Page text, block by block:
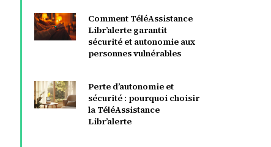
Comment TéléAssistance
Libr’alerte garantit
sécurité et autonomie aux
personnes vulnérables
Perte d’autonomie et
sécurité : pourquoi choisir
la TéléAssistance
Libr’alerte